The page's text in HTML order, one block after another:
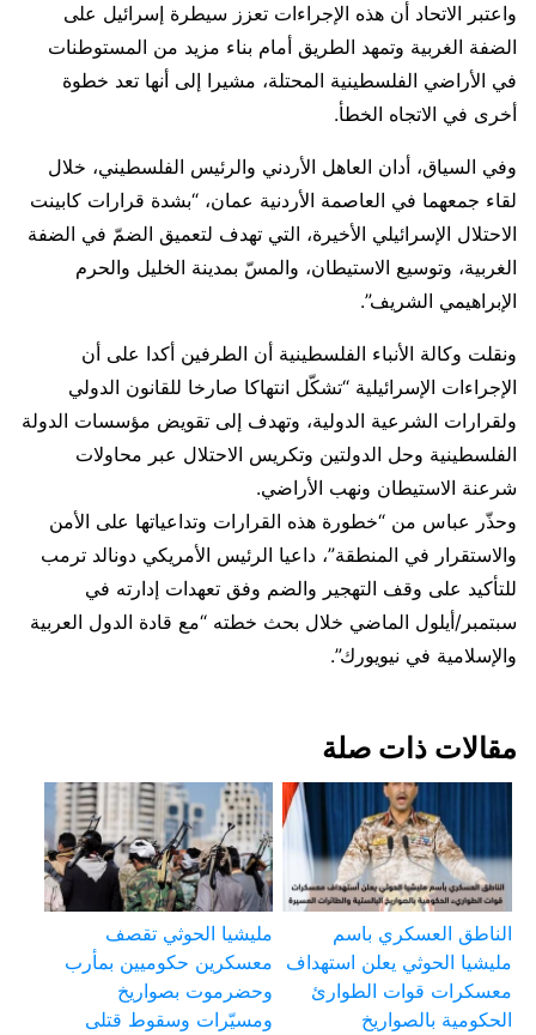
واعتبر الاتحاد أن هذه الإجراءات تعزز سيطرة إسرائيل على
الضفة الغربية وتمهد الطريق أمام بناء مزيد من المستوطنات
في الأراضي الفلسطينية المحتلة، مشيرا إلى أنها تعد خطوة
أخرى في الاتجاه الخطأ.
وفي السياق، أدان العاهل الأردني والرئيس الفلسطيني، خلال
لقاء جمعهما في العاصمة الأردنية عمان، “بشدة قرارات كابينت
الاحتلال الإسرائيلي الأخيرة، التي تهدف لتعميق الضمّ في الضفة
الغربية، وتوسيع الاستيطان، والمسّ بمدينة الخليل والحرم
الإبراهيمي الشريف”.
ونقلت وكالة الأنباء الفلسطينية أن الطرفين أكدا على أن
الإجراءات الإسرائيلية “تشكّل انتهاكا صارخا للقانون الدولي
ولقرارات الشرعية الدولية، وتهدف إلى تقويض مؤسسات الدولة
الفلسطينية وحل الدولتين وتكريس الاحتلال عبر محاولات
شرعنة الاستيطان ونهب الأراضي.
وحذّر عباس من “خطورة هذه القرارات وتداعياتها على الأمن
والاستقرار في المنطقة”، داعيا الرئيس الأمريكي دونالد ترمب
للتأكيد على وقف التهجير والضم وفق تعهدات إدارته في
سبتمبر/أيلول الماضي خلال بحث خطته “مع قادة الدول العربية
والإسلامية في نيويورك”.
مقالات ذات صلة
الناطق العسكري باسم
مليشيا الحوثي يعلن استهداف
معسكرات قوات الطوارئ
الحكومية بالصواريخ
مليشيا الحوثي تقصف
معسكرين حكوميين بمأرب
وحضرموت بصواريخ
ومسيّرات وسقوط قتلى